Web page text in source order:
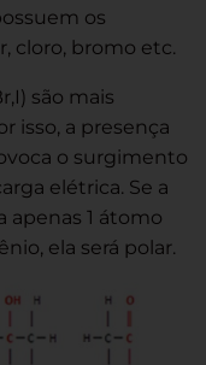
os
cloro, bromo etc.
são mais
isso, a presença
o surgimento
elétrica. Se a
apenas 1 átomo
ela será polar.